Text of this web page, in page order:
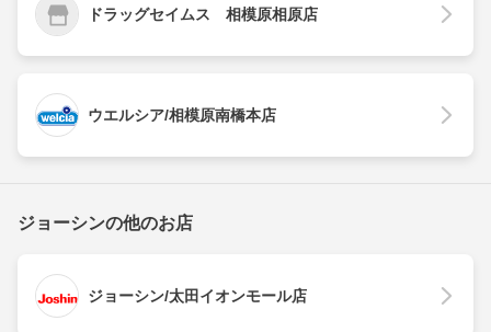
ドラッグセイムス 相模原相原店
ウエルシア/相模原南橋本店
ジョーシンの他のお店
ジョーシン/太田イオンモール店